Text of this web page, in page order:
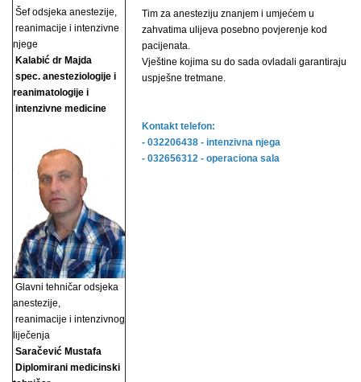
Šef odsjeka anestezije,
reanimacije i intenzivne
njege
Kalabić dr Majda
spec. anesteziologije i
reanimatologije i
intenzivne medicine
Glavni tehničar odsjeka
anestezije,
reanimacije i intenzivnog
liječenja
Saračević Mustafa
Diplomirani medicinski
Tim za anesteziju znanjem i umjećem u
zahvatima ulijeva posebno povjerenje kod
pacijenata.
Vještine kojima su do sada ovladali garantiraju
uspješne tretmane.
Kontakt telefon:
- 032206438 - intenzivna njega
- 032656312 - operaciona sala